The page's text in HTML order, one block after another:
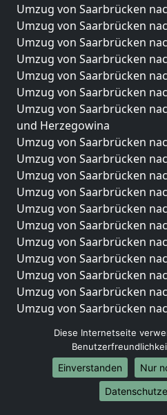
Umzug von Saarbrücken
Umzug von Saarbrücken
Umzug von Saarbrücken
Umzug von Saarbrücken
Umzug von Saarbrücken
Umzug von Saarbrücken
Umzug von Saarbrücken
und Herzegowina
Umzug von Saarbrücken
Umzug von Saarbrücken
Umzug von Saarbrücken
Umzug von Saarbrücken
Umzug von Saarbrücken
Umzug von Saarbrücken
Umzug von Saarbrücken
Umzug von Saarbrücken
Umzug von Saarbrücken
Umzug von Saarbrücken
Umzug von Saarbrücken
Umzug von Saarbrücken
Umzüge-
Umzug von Saarbrücken
Diese Internetseite
Einverstanden
Nur